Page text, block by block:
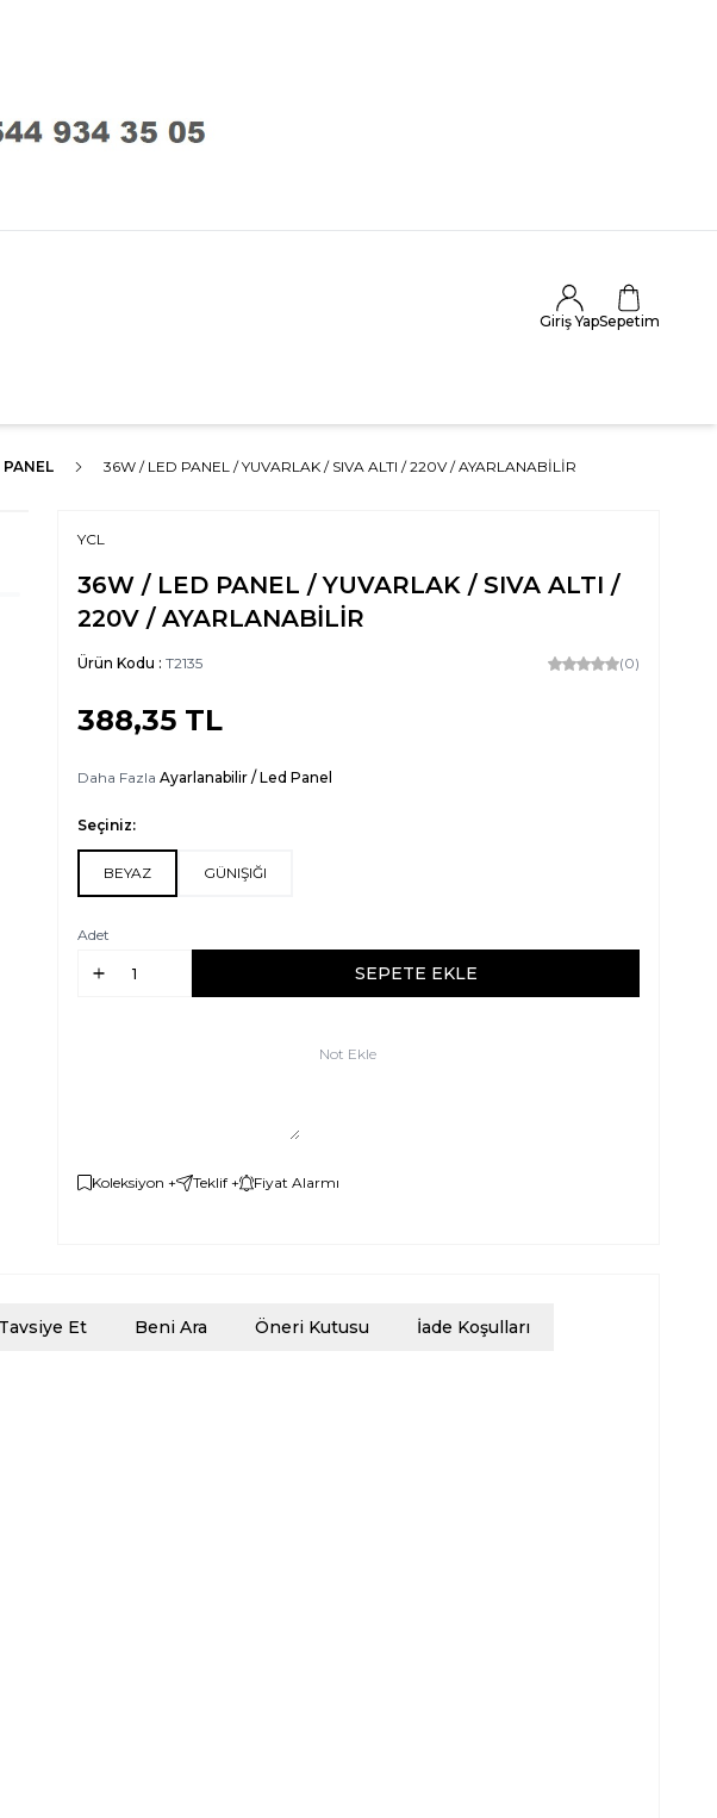
Giriş YapSepetim
PANEL 36W / LED PANEL / YUVARLAK / SIVA ALTI / 220V / AYARLANABİLİR
YCL
36W / LED PANEL / YUVARLAK / SIVA ALTI /
220V / AYARLANABİLİR
Ürün Kodu : T2135 (0)
388,35 TL
Daha Fazla Ayarlanabilir / Led Panel
Seçiniz:
BEYAZ GÜNIŞIĞI
Adet
SEPETE EKLE
Not Ekle
Koleksiyon + Teklif + Fiyat Alarmı
Tavsiye Et Beni Ara Öneri Kutusu İade Koşulları